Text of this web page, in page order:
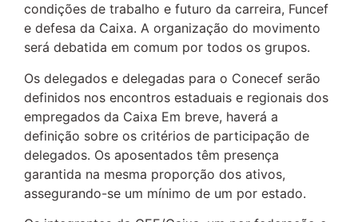
condições de trabalho e futuro da carreira, Funcef
e defesa da Caixa. A organização do movimento
será debatida em comum por todos os grupos.
Os delegados e delegadas para o Conecef serão
definidos nos encontros estaduais e regionais dos
empregados da Caixa Em breve, haverá a
definição sobre os critérios de participação de
delegados. Os aposentados têm presença
garantida na mesma proporção dos ativos,
assegurando-se um mínimo de um por estado.